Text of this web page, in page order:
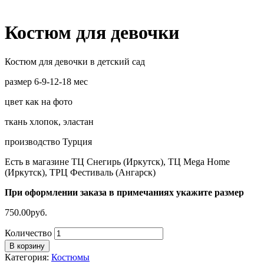
Костюм для девочки
Костюм для девочки в детский сад
размер 6-9-12-18 мес
цвет как на фото
ткань хлопок, эластан
производство Турция
Есть в магазине ТЦ Снегирь (Иркутск), ТЦ Mega Home
(Иркутск), ТРЦ Фестиваль (Ангарск)
При оформлении заказа в примечаниях укажите размер
750.00руб.
Количество
В корзину
Категория: Костюмы